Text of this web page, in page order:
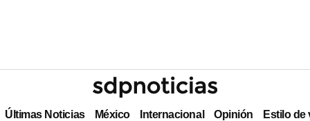
Últimas Noticias México Internacional Opinión Estilo de